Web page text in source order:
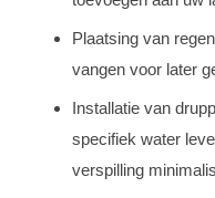
Plaatsing van
vangen voor later
Installatie van
specifiek water
verspilling